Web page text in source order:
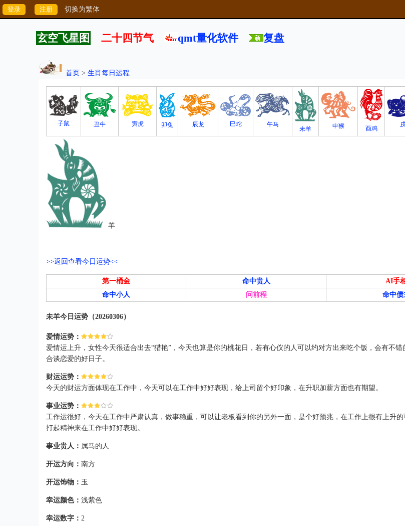
切换为繁体
玄空飞星图 二十四节气 qmt量化软件 复盘
首页 > 生肖每日运程
子鼠 丑牛 寅虎 卯兔 辰龙 巳蛇 午马
未羊 申猴 酉鸡
羊
>>返回查看今日运势<<
第一桶金 命中贵人
AI手
命中小人
问前程 命中债
未羊今日运势（20260306）
爱情运势：
爱情运上升，女性今天很适合出去“猎艳”，今天也算是你的桃花日，若有心仪的人可以约对方出来吃个饭，会有不
合谈恋爱的好日子。
财运运势：
今天的财运方面体现在工作中，今天可以在工作中好好表现，给上司留个好印象，在升职加薪方面也有期望。
事业运势：
工作运很好，今天在工作中严肃认真，做事稳重，可以让老板看到你的另外一面，是个好预兆，在工作上很有上升
打起精神来在工作中好好表现。
事业贵人： 属马的人
开运方向： 南方
开运饰物： 玉
幸运颜色： 浅紫色
幸运数字： 2